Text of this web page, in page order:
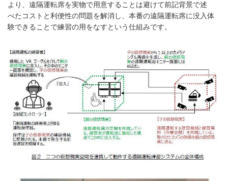
より、遠隔運転席を実物で用意することは避けて前記背景で述
べたコストと利便性の問題を解消し、本番の遠隔運転席に没入体
験できることで練習の用をなすという仕組みです。